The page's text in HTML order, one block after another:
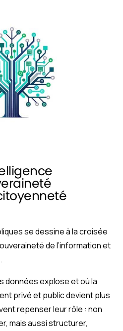
se dessine à la croisée
de l’information et
données explose et où la
privé et public devient plus
repenser leur rôle : non
mais aussi structurer,